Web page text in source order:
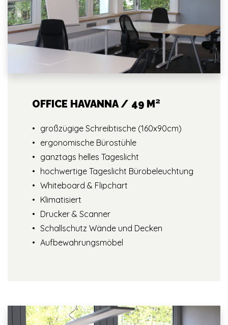
OFFICE HAVANNA / 49 M²
großzügige Schreibtische (160x90cm)
ergonomische Bürostühle
ganztags helles Tageslicht
hochwertige Tageslicht Bürobeleuchtung
Whiteboard & Flipchart
Klimatisiert
Drucker & Scanner
Schallschutz Wände und Decken
Aufbewahrungsmöbel